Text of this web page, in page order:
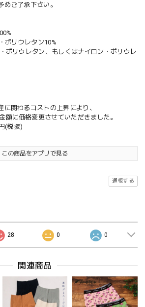
めご了承下さい。
ポリウレタン10%
ポリウレタン、もしくはナイロン・ポリウレ
関わるコストの上昇により、
額に価格変更させていただきました。
(税抜)
この商品をアプリで見る
通報する
28 0 0
関連商品